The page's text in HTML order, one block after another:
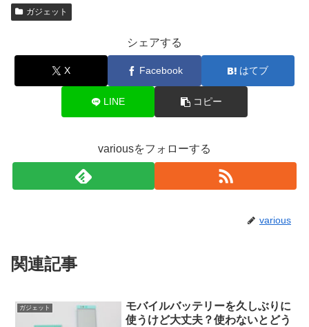
ガジェット
シェアする
X Facebook はてブ
LINE コピー
variousをフォローする
various
関連記事
ガジェット
モバイルバッテリーを久しぶりに
使うけど大丈夫？使わないとどう